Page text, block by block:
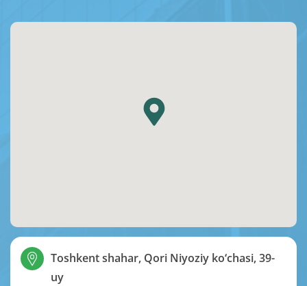
Toshkent shahar, Qori Niyoziy ko‘chasi, 39-
uy